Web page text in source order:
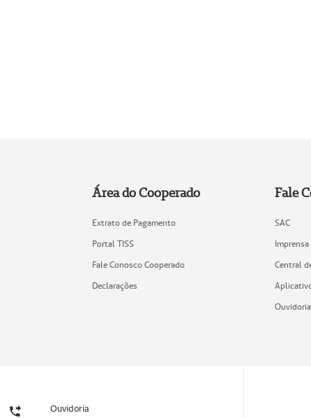
Área do Cooperado
Extrato de Pagamento
Portal TISS
Fale Conosco Cooperado
Declarações
Fale
SAC
Imprensa
Central
Ouvidoria
Ouvidoria